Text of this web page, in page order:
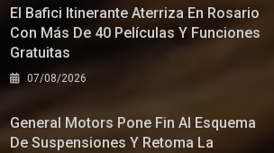
El Bafici Itinerante Aterriza En Rosario
Con Más De 40 Películas Y Funciones
Gratuitas
07/08/2026
General Motors Pone Fin Al Esquema
De Suspensiones Y Retoma La